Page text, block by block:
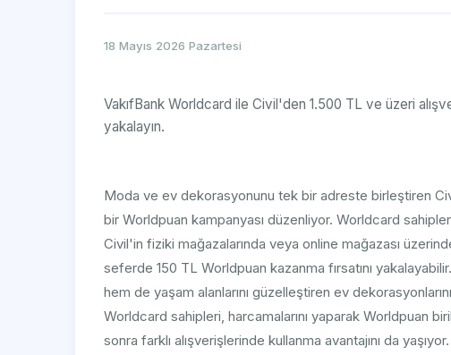
18 Mayıs 2026 Pazartesi
VakıfBank Worldcard ile Civil'den 1.500 TL ve üzeri
yakalayın.
Moda ve ev dekorasyonunu tek bir adreste birleştiren
bir Worldpuan kampanyası düzenliyor. Worldcard
Civil'in fiziki mağazalarında veya online mağazası
seferde 150 TL Worldpuan kazanma fırsatını
hem de yaşam alanlarını güzelleştiren ev
Worldcard sahipleri, harcamalarını yaparak Worldpuan
sonra farklı alışverişlerinde kullanma avantajını da